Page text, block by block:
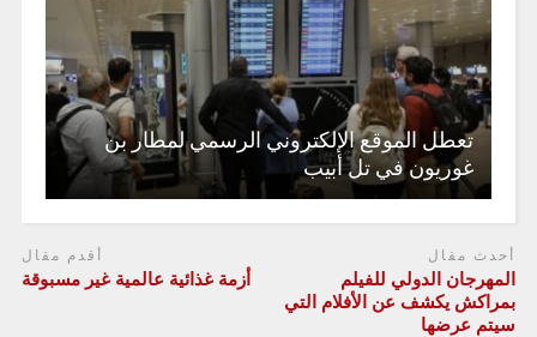
تعطل الموقع الإلكتروني الرسمي لمطار بن
غوريون في تل أبيب
أحدث مقال
المهرجان الدولي للفيلم
بمراكش يكشف عن الأفلام التي
سيتم عرضها
أقدم مقال
أزمة غذائية عالمية غير مسبوقة